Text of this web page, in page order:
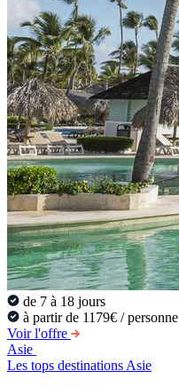
de 7 à 18 jours
à partir de 1179€ / personne
Voir l'offre
Asie
Les tops destinations Asie